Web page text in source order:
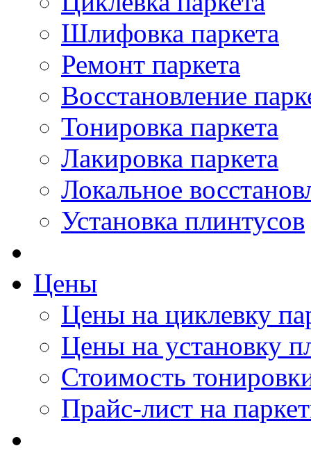
Шлифовка паркета
Ремонт паркета
Восстановление
Тонировка паркета
Лакировка паркета
Локальное
Установка плинтусов
Цены
Цены на циклевку
Цены на установку
Стоимость
Прайс-лист на